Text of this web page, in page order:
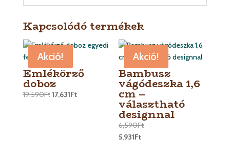
Kapcsolódó termékek
Akció!
Emlékörző
doboz
19,590Ft17,631Ft
Akció!
Bambusz
vágódeszka 1,6
cm –
választható
designnal
6,590Ft
5,931Ft